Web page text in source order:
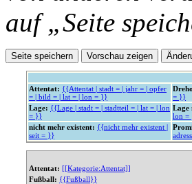
auf „Seite
Attentat: {{Attentat | stadt = | jahr = | opfer
= | bild = | lat = | lon = }}
= }}
Lage: {{Lage | stadt = | stadtteil = | lat = | lon
= }}
Lage
lon =
nicht mehr existent: {{nicht mehr existent |
seit = }}
Attentat: [[Kategorie:Attentat]]
Fußball: {{Fußball}}